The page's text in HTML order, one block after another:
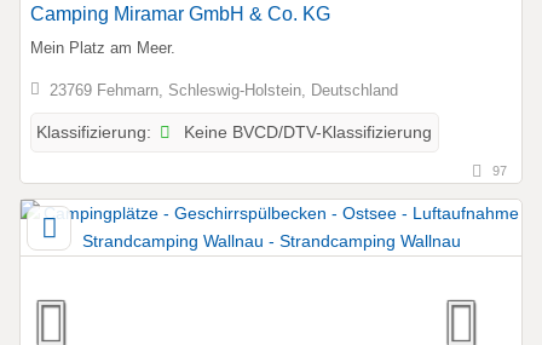
Camping Miramar GmbH & Co. KG
Mein Platz am Meer.
23769 Fehmarn, Schleswig-Holstein, Deutschland
Klassifizierung: Keine BVCD/DTV-Klassifizierung
97